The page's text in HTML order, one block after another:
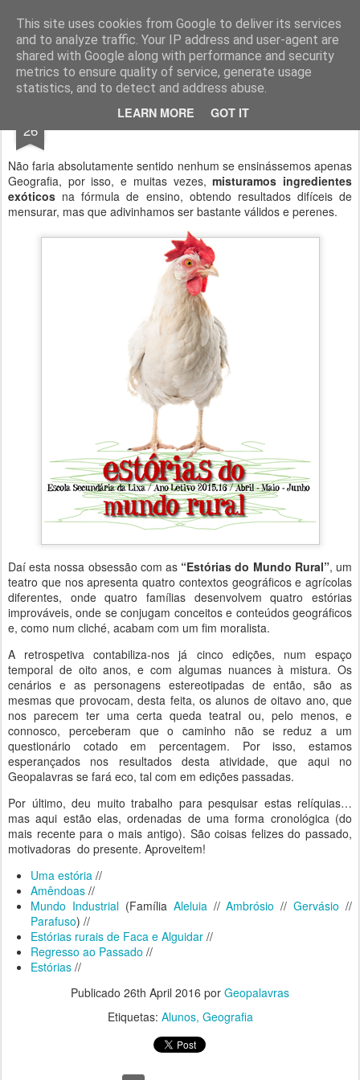
This site uses cookies from Google to deliver its services
and to analyze traffic. Your IP address and user-agent are
shared with Google along with performance and security
metrics to ensure quality of service, generate usage
statistics, and to detect and address abuse.
LEARN MORE GOT IT
Geopalavras
canal800 clique ZapCanal
26 Estórias.
Não faria absolutamente sentido nenhum se ensinássemos apenas
Geografia, por isso, e muitas vezes,misturamos ingredientes
exóticos na fórmula de ensino, obtendo resultados difíceis de
mensurar, mas que adivinhamos ser bastante válidos e perenes.
Daí esta nossa obsessão com as “Estórias do Mundo Rural”, um
teatro que nos apresenta quatro contextos geográficos e agrícolas
diferentes, onde quatro famílias desenvolvem quatro estórias
improváveis, onde se conjugam conceitos e conteúdos geográficos
e, como num cliché, acabam com um fim moralista.
A retrospetiva contabiliza-nos já cinco edições, num espaço
temporal de oito anos, e com algumas nuances à mistura. Os
cenários e as personagens estereotipadas de então, são as
mesmas que provocam, desta feita, os alunos de oitavo ano, que
nos parecem ter uma certa queda teatral ou, pelo menos, e
connosco, perceberam que o caminho não se reduz a um
questionário cotado em percentagem. Por isso, estamos
esperançados nos resultados desta atividade, que aqui no
Geopalavras se fará eco, tal com em edições passadas.
Por último, deu muito trabalho para pesquisar estas relíquias…
mas aqui estão elas, ordenadas de uma forma cronológica (do
mais recente para o mais antigo). São coisas felizes do passado,
motivadoras do presente. Aproveitem!
Uma estória //
Amêndoas //
Mundo Industrial(Família Aleluia//Ambrósio //Gervásio //
Parafuso) //
Estórias rurais de Faca e Alguidar //
Regresso ao Passado //
Estórias //
Publicado 26th April 2016 por Geopalavras
Etiquetas: Alunos Geografia